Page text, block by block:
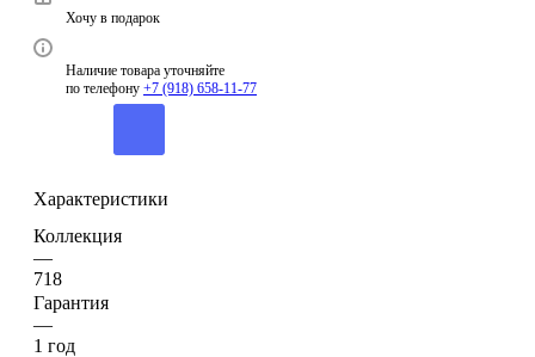
Хочу в подарок
Наличие товара уточняйте
по телефону +7 (918) 658-11-77
Характеристики
Коллекция
—
718
Гарантия
—
1 год